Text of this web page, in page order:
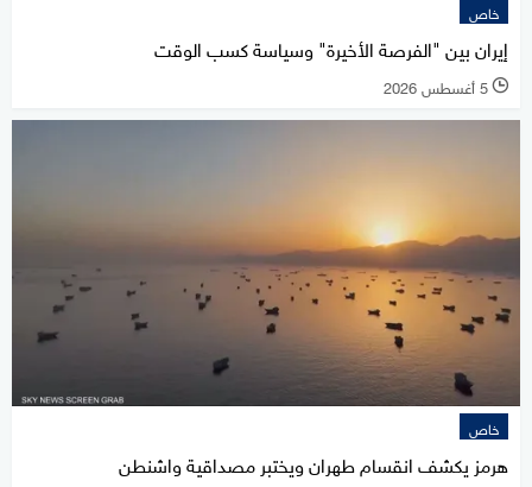
خاص
إيران بين "الفرصة الأخيرة" وسياسة كسب الوقت
l 5 أغسطس 2026
خاص
هرمز يكشف انقسام طهران ويختبر مصداقية واشنطن